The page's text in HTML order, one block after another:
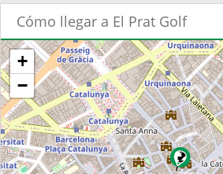
Cómo llegar a El Prat Golf
+
−